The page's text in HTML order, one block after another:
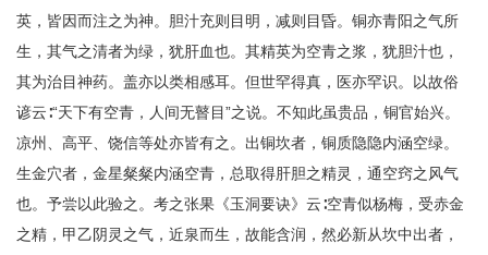
英，皆因而注之为神。胆汁充则目明，减则目昏。铜亦青阳之气所
生，其气之清者为绿，犹肝血也。其精英为空青之浆，犹胆汁也，
其为治目神药。盖亦以类相感耳。但世罕得真，医亦罕识。以故俗
谚云∶“天下有空青，人间无瞽目”之说。不知此虽贵品，铜官始兴。
凉州、高平、饶信等处亦皆有之。出铜坎者，铜质隐隐内涵空绿。
生金穴者，金星粲粲内涵空青，总取得肝胆之精灵，通空窍之风气
也。予尝以此验之。考之张果《玉洞要诀》云∶空青似杨梅，受赤金
之精，甲乙阴灵之气，近泉而生，故能含润，然必新从坎中出者，